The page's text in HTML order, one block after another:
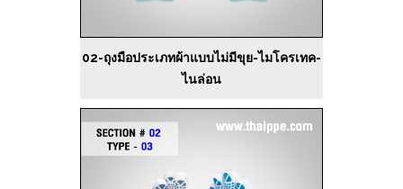
02-ถุงมือประเภทผ้าแบบไม่มีขุย-ไมโครเทค-
ไนล่อน